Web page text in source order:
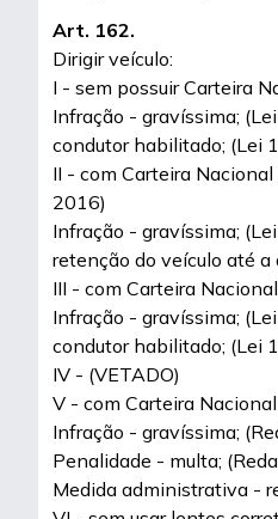
Art. 162.
Dirigir veículo:
I - sem possuir Carteira
Infração - gravíssima;
condutor habilitado; (Lei
II - com Carteira
2016)
Infração - gravíssima;
retenção do veículo até
III - com Carteira
Infração - gravíssima;
condutor habilitado; (Lei
IV - (VETADO)
V - com Carteira
Infração - gravíssima;
Penalidade - multa;
Medida administrativa -